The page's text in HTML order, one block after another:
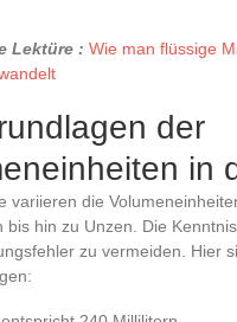
Lektüre : Wie man flüssige
der
in
variieren die
bis hin zu Unzen. Die
zu vermeiden. Hier